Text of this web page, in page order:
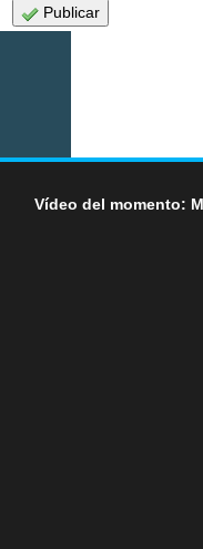
Publicar
Vídeo del momento: